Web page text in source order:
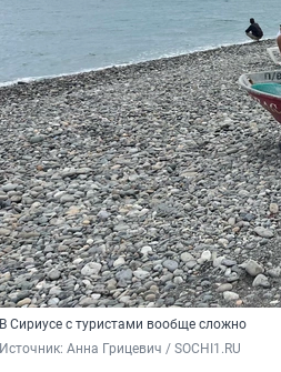
В Сириусе с туристами вообще сложно
Источник: Анна Грицевич / SOCHI1.RU